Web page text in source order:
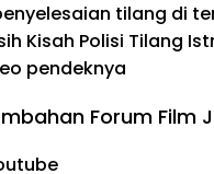
tilang di
Kisah Polisi Tilang
pendeknya
Forum Film